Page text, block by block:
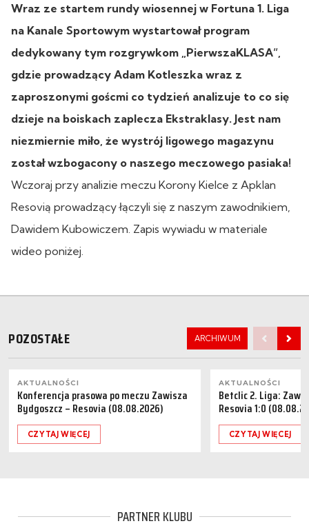
Wraz ze startem rundy wiosennej w Fortuna 1. Liga
na Kanale Sportowym wystartował program
dedykowany tym rozgrywkom „PierwszaKLASA”,
gdzie prowadzący Adam Kotleszka wraz z
zaproszonymi goścmi co tydzień analizuje to co się
dzieje na boiskach zaplecza Ekstraklasy. Jest nam
niezmiernie miło, że wystrój ligowego magazynu
został wzbogacony o naszego meczowego pasiaka!
Wczoraj przy analizie meczu Korony Kielce z Apklan
Resovią prowadzący łączyli się z naszym zawodnikiem,
Dawidem Kubowiczem. Zapis wywiadu w materiale
wideo poniżej.
POZOSTAŁE ARCHIWUM
AKTUALNOŚCI
Konferencja prasowa po meczu Zawisza
Bydgoszcz – Resovia (08.08.2026)
CZYTAJ WIĘCEJ
AKTUALNOŚCI
Betclic 2. Liga:
Resovia 1:0
CZYTAJ WIĘCEJ
PARTNER KLUBU